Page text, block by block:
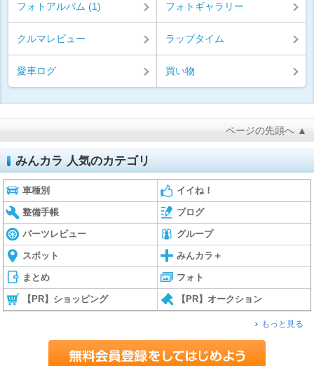
フォトアルバム (1) フォトギャラリー
クルマレビュー ラップタイム
愛車ログ 買い物
ページの先頭へ ▲
みんカラ 人気のカテゴリ
車種別 イイね！
整備手帳 ブログ
パーツレビュー グループ
スポット みんカラ＋
まとめ フォト
【PR】ショッピング 【PR】オークション
もっと見る